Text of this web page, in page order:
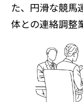
た、円滑な競馬
体との連絡調整